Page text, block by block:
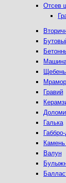
Отсев
Щебень
Гравий
Галька
Валун